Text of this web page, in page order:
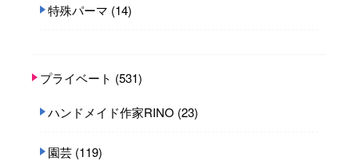
特殊パーマ (14)
プライベート (531)
ハンドメイド作家RINO (23)
園芸 (119)